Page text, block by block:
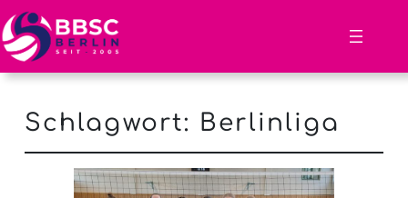
Schlagwort: Berlinliga